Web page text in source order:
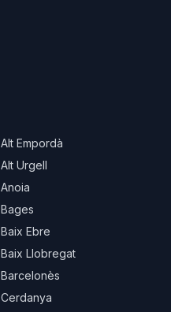
Alt Empordà
Alt Urgell
Anoia
Bages
Baix Ebre
Baix Llobregat
Barcelonès
Cerdanya